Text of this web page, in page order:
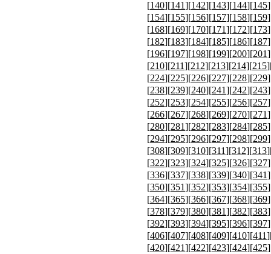
[140][141][142][143][144][145
[154][155][156][157][158][159
[168][169][170][171][172][173
[182][183][184][185][186][187
[196][197][198][199][200][201
[210][211][212][213][214][215
[224][225][226][227][228][229
[238][239][240][241][242][243
[252][253][254][255][256][257
[266][267][268][269][270][271
[280][281][282][283][284][285
[294][295][296][297][298][299
[308][309][310][311][312][313
[322][323][324][325][326][327
[336][337][338][339][340][341
[350][351][352][353][354][355
[364][365][366][367][368][369
[378][379][380][381][382][383
[392][393][394][395][396][397
[406][407][408][409][410][411
[420][421][422][423][424][425